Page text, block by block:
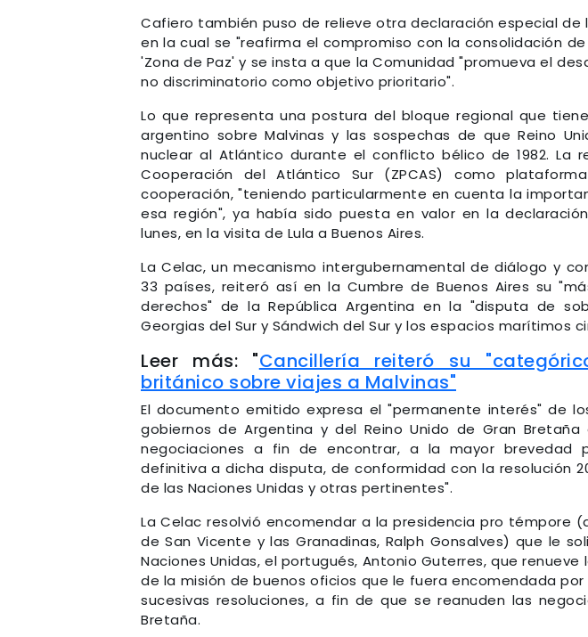
Cafiero también puso de relieve otra declaración especial de
en la cual se "reafirma el compromiso con la consolidación
'Zona de Paz' y se insta a que la Comunidad "promueva el
no discriminatorio como objetivo prioritario".
Lo que representa una postura del bloque regional que
argentino sobre Malvinas y las sospechas de que Reino
nuclear al Atlántico durante el conflicto bélico de 1982. La
Cooperación del Atlántico Sur (ZPCAS) como
cooperación, "teniendo particularmente en cuenta la
esa región", ya había sido puesta en valor en la
lunes, en la visita de Lula a Buenos Aires.
La Celac, un mecanismo intergubernamental de diálogo y
33 países, reiteró así en la Cumbre de Buenos Aires su
derechos" de la República Argentina en la "disputa de
Georgias del Sur y Sándwich del Sur y los espacios marítimos
Leer más: "Cancillería reiteró su
británico sobre viajes a Malvinas"
El documento emitido expresa el "permanente interés" de
gobiernos de Argentina y del Reino Unido de Gran
negociaciones a fin de encontrar, a la mayor brevedad
definitiva a dicha disputa, de conformidad con la resolución
de las Naciones Unidas y otras pertinentes".
La Celac resolvió encomendar a la presidencia pro témpore
de San Vicente y las Granadinas, Ralph Gonsalves) que le
Naciones Unidas, el portugués, Antonio Guterres, que
de la misión de buenos oficios que le fuera encomendada
sucesivas resoluciones, a fin de que se reanuden las
Bretaña.